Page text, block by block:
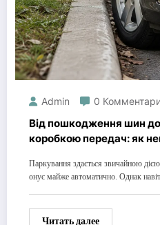
Admin 0
Від пошкодження шин
коробкою передач: як
Паркування здається звичайною
онує майже автоматично. Однак
Читать далее